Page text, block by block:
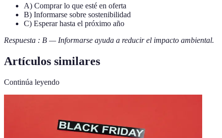
A) Comprar lo que esté en oferta
B) Informarse sobre sostenibilidad
C) Esperar hasta el próximo año
Respuesta : B — Informarse ayuda a reducir el impacto ambiental.
Artículos similares
Continúa leyendo